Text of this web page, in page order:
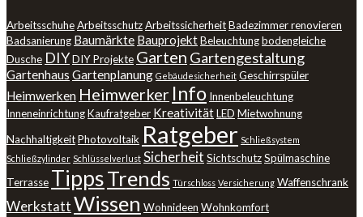
ArbeitsschuheArbeitsschutzArbeitssicherheitBadezimmer renovieren
Badsanierung Baumärkte BauprojektBeleuchtungbodengleiche
Dusche DIYDIY Projekte Garten Gartengestaltung
Gartenhaus Gartenplanung Gebäudesicherheit Geschirrspüler
Heimwerken Heimwerker Info Innenbeleuchtung
InneneinrichtungKaufratgeber KreativitätLED Mietwohnung
NachhaltigkeitPhotovoltaik Ratgeber Schließsystem
Schließzylinder Schlüsselverlust Sicherheit SichtschutzSpülmaschine
Terrasse TippsTrends Türschloss Versicherung Waffenschrank
WerkstattWissen Wohnideen Wohnkomfort